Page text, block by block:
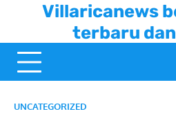
content
Villaricanews
terbaru
UNCATEGORIZED